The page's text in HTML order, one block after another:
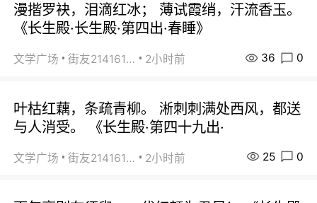
漫揩罗袂，泪滴红冰； 薄试霞绡，汗流香玉。
《长生殿·长生殿·第四出·春睡》
文学广场 街友21416156 2小时前 36 0
叶枯红藕，条疏青柳。 淅刺刺满处西风，都送
与人消受。 《长生殿·第四十九出·
文学广场 街友21416156 2小时前 25 0